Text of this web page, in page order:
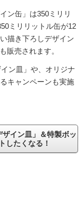
ン缶」は350ミリリ
ミリリットル缶が12
描き下ろしデザイン
販売されます。
ン皿」や、オリジナ
キャンペーンも実施
イン皿」＆特製ボッ
したくなる！